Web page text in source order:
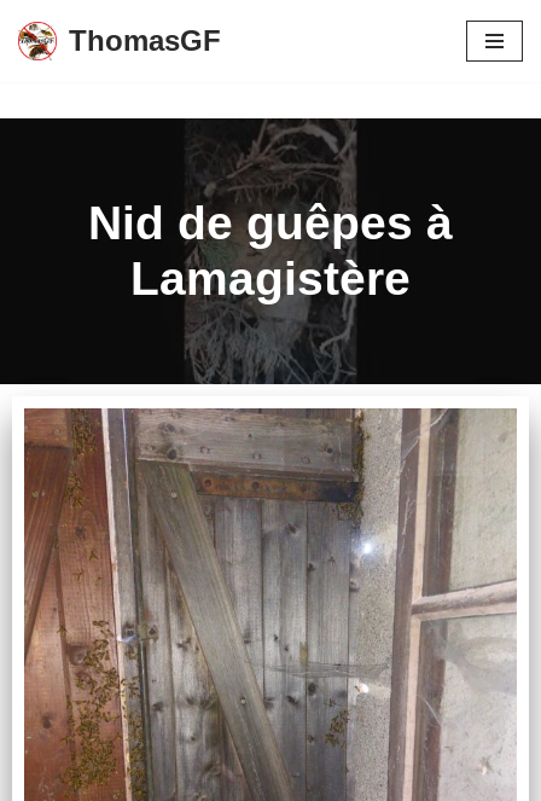
Aller
ThomasGF
Nid de guêpes à
Lamagistère